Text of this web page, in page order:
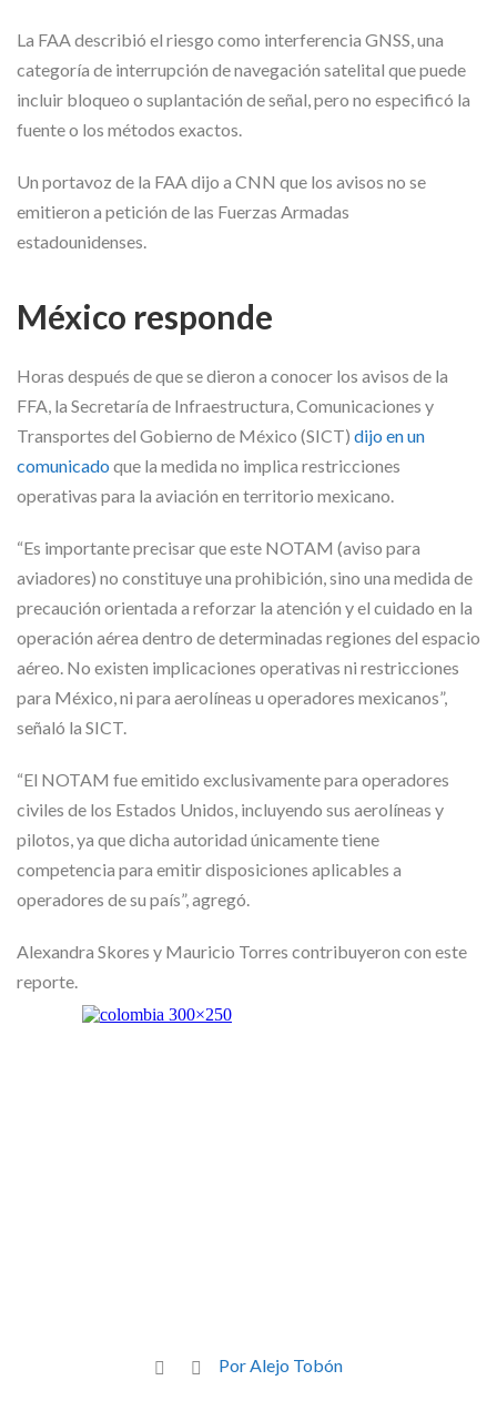
La FAA describió el riesgo como interferencia GNSS, una
categoría de interrupción de navegación satelital que puede
incluir bloqueo o suplantación de señal, pero no especificó la
fuente o los métodos exactos.
Un portavoz de la FAA dijo a CNN que los avisos no se
emitieron a petición de las Fuerzas Armadas
estadounidenses.
México responde
Horas después de que se dieron a conocer los avisos de la
FFA, la Secretaría de Infraestructura, Comunicaciones y
Transportes del Gobierno de México (SICT) dijo en un
comunicado que la medida no implica restricciones
operativas para la aviación en territorio mexicano.
“Es importante precisar que este NOTAM (aviso para
aviadores) no constituye una prohibición, sino una medida de
precaución orientada a reforzar la atención y el cuidado en la
operación aérea dentro de determinadas regiones del espacio
aéreo. No existen implicaciones operativas ni restricciones
para México, ni para aerolíneas u operadores mexicanos”,
señaló la SICT.
“El NOTAM fue emitido exclusivamente para operadores
civiles de los Estados Unidos, incluyendo sus aerolíneas y
pilotos, ya que dicha autoridad únicamente tiene
competencia para emitir disposiciones aplicables a
operadores de su país”, agregó.
Alexandra Skores y Mauricio Torres contribuyeron con este
reporte.
Por Alejo Tobón